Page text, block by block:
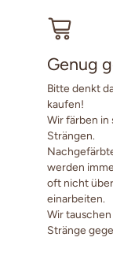
Genug
Bitte denkt
kaufen!
Wir färben in
Strängen.
werden
oft nicht
einarbeiten.
Wir
Stränge